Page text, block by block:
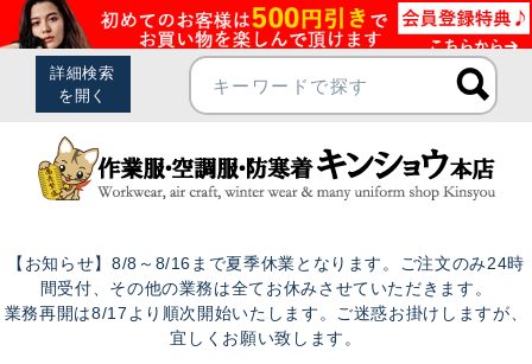
【お知らせ】8/8～8/16まで夏季休業となります。ご注文のみ24時
間受付、その他の業務は全てお休みさせていただきます。
業務再開は8/17より順次開始いたします。ご迷惑お掛けしますが、
宜しくお願い致します。